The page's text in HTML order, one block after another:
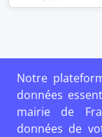
Notre
données
mairie de
données de